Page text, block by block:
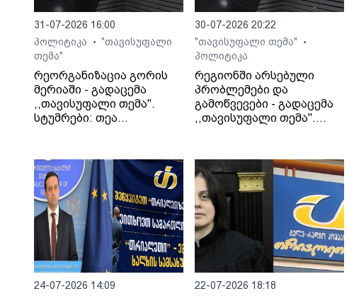
31-07-2026 16:00
პოლიტიკა
• "თავისუფალი
თემა"
რეორგანიზაცია გორის
მერიაში - გადაცემა
,,თავისუფალი თემა".
სტუმრები: თეა
30-07-2026 20:22
"თავისუფალი თემა"
•
პოლიტიკა
რეგიონში არსებული
პრობლემები და
გამოწვევები - გადაცემა
,,თავისუფალი თემა".
24-07-2026 14:09
22-07-2026 18:18